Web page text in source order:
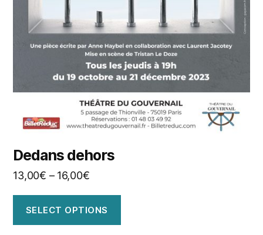
Dedans dehors
13,00€ – 16,00€
SELECT OPTIONS